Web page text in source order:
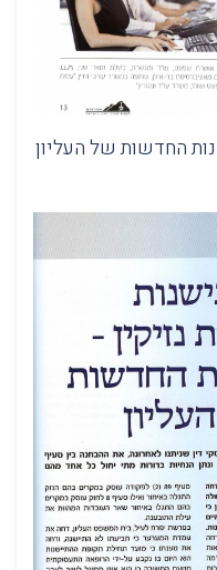
החדשות של העליון